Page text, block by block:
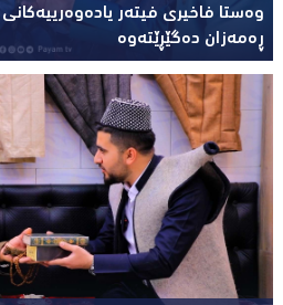
وەستا فاخیری فیتەر
ڕەمەزان دەگێڕێتەوە